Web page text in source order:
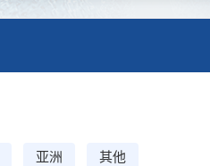
亚洲 其他